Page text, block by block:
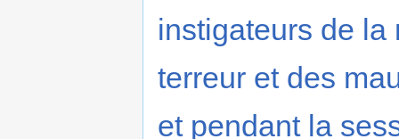
instigateurs de la
terreur et des
et pendant la